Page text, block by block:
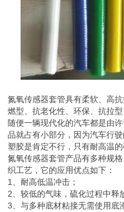
氮氧传感器套管具有柔软、高
燃型、抗老化性、环保、抗拉型
随便一辆现代化的汽车都是由
品就占有小部分，因为汽车行
塑胶是肯定不行，只有耐高温
氮氧传感器套管产品有多种规
织工艺，它的应用优点如下：
1、耐高低温冲击；
2、较低的气味，硫化过程中释
3、与多种底材粘接无需使用底